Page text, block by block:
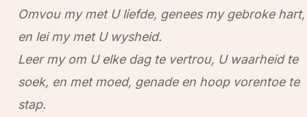
Omvou my met U liefde, genees my gebroke hart,
en lei my met U wysheid.
Leer my om U elke dag te vertrou, U waarheid te
soek, en met moed, genade en hoop vorentoe te
stap.